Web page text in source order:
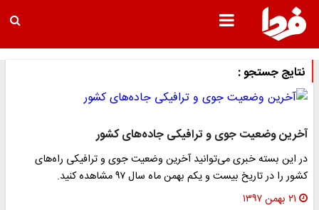
نتایج جستجو :
آخرین وضعیت جوی و ترافیکی جاده‌های کشور
در این بسته خبری می‌توانید آخرین وضعیت جوی و ترافیکی راه‌های
کشور را در تاریخ بیست و یکم بهمن ماه سال ۹۷ مشاهده کنید.
۲۱ بهمن ۱۳۹۷